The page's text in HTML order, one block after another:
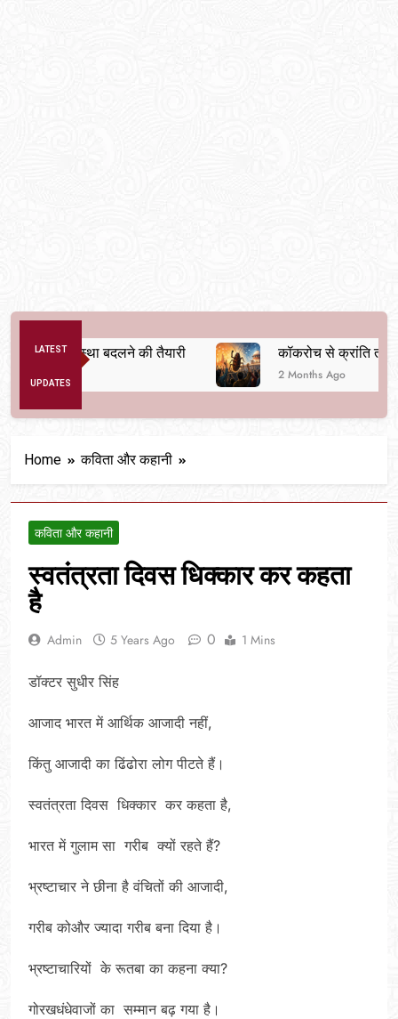
LATEST
UPDATES
व्यवस्था बदलने की तैयारी कॉकरोच से क्रांति तक
2 Months Ago
Home कविता और कहानी
कविता और कहानी
स्वतंत्रता दिवस धिक्कार कर कहता
है
Admin 5 Years Ago 0 1 Mins
डॉक्टर सुधीर सिंह
आजाद भारत में आर्थिक आजादी नहीं,
किंतु आजादी का ढिंढोरा लोग पीटते हैं।
स्वतंत्रता दिवस धिक्कार कर कहता है,
भारत में गुलाम सा गरीब क्यों रहते हैं?
भ्रष्टाचार ने छीना है वंचितों की आजादी,
गरीब कोऔर ज्यादा गरीब बना दिया है।
भ्रष्टाचारियों के रूतबा का कहना क्या?
गोरखधंधेवाजों का सम्मान बढ़ गया है।